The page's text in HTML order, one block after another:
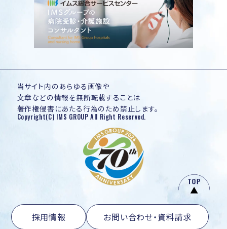
採用情報 お問い合わせ・資料請求
当サイト内のあらゆる画像や
文章などの情報を無断転載することは
著作権侵害にあたる行為のため禁止します。
Copyright(C) IMS GROUP All Right Reserved.